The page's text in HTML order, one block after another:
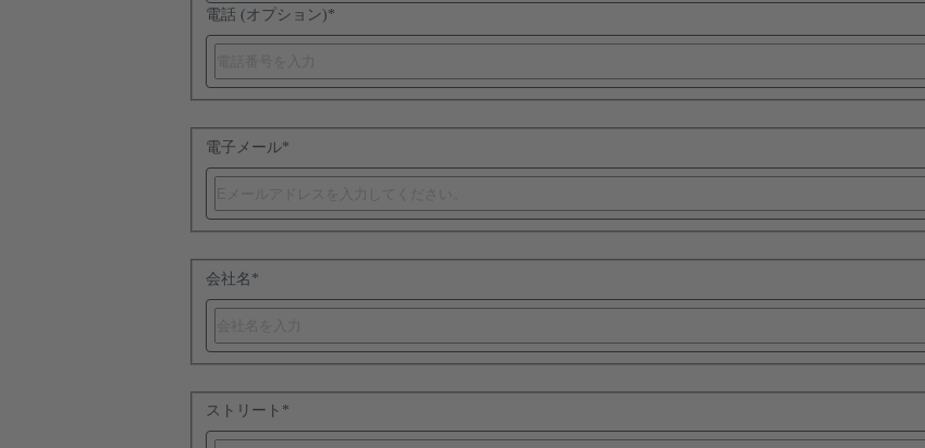
電話 (オプション)*
電子メール*
会社名 *
ストリート *